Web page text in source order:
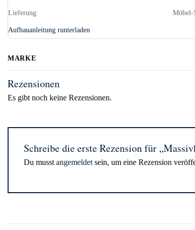
Lieferung Möbel-
Aufbauanleitung runterladen
MARKE
Rezensionen
Es gibt noch keine Rezensionen.
Schreibe die erste Rezension für
Du musstangemeldetsein, um eine Rezension